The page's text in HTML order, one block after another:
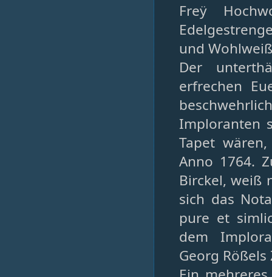
Freÿ
und
Der
erfrechen
Imploranten
Tapet
Anno 1764.
Birckel, weiß
sich das
pure et
dem
Georg